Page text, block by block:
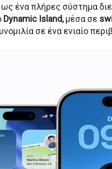
ένα πλήρες σύστημα
Dynamic Island,μέσα σε
σε ένα ενιαίο